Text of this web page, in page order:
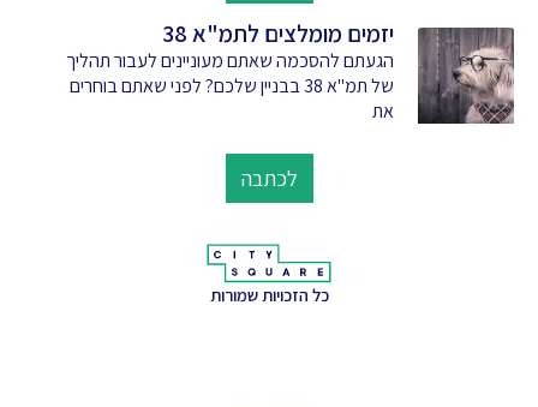
יזמים מומלצים לתמ"א 38
הגעתם להסכמה שאתם מעוניינים לעבור תהליך
של תמ"א 38 בבניין שלכם? לפני שאתם בוחרים
את
לכתבה
כל הזכויות שמורות